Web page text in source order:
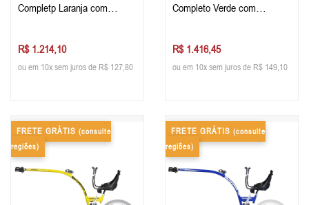
Completp Laranja com
R$ 1.214,10
ou em 10x sem juros de R$ 127,80
Completo Verde com
R$ 1.416,45
ou em 10x sem juros de R$ 149,10
FRETE GRÁTIS (consulte
regiões)
FRETE GRÁTIS (consulte
regiões)